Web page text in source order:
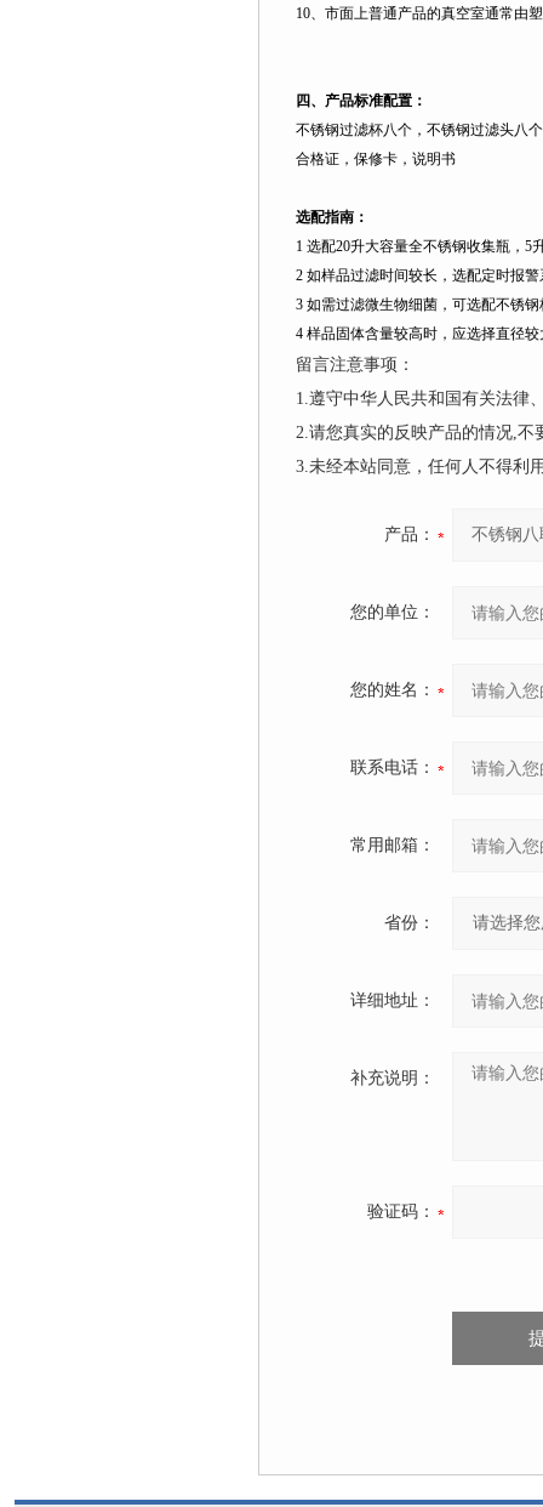
10、市面上普通产品的真空室通常由
四、产品标准配置：
不锈钢过滤杯八个，不锈钢过滤头八
合格证，保修卡，说明书
选配指南：
1 选配20升大容量全不锈钢收集瓶， 5
2 如样品过滤时间较长，选配定时报
3 如需过滤微生物细菌，可选配不锈
4 样品固体含量较高时，应选择直径
留言注意事项：
1.遵守中华人民共和国有关法律
2.请您真实的反映产品的情况,
3.未经本站同意，任何人不得利
产品：
您的单位：
您的姓名：
联系电话：
常用邮箱：
省份：
详细地址：
补充说明：
验证码：